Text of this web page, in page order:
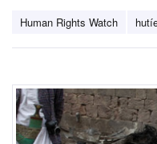
Human Rights Watch